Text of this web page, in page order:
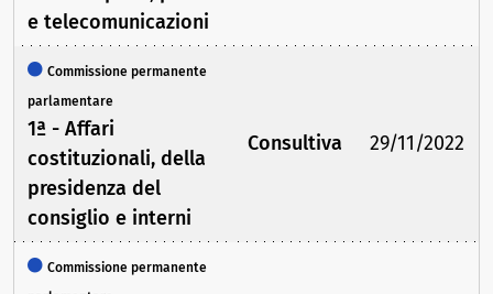
e telecomunicazioni
Commissione permanente
parlamentare
1ª - Affari
costituzionali, della
presidenza del
consiglio e interni
Consultiva 29/11/2022
Commissione permanente